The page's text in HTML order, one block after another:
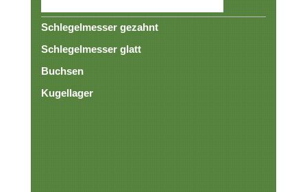
Schlegelmesser gezahnt
Schlegelmesser glatt
Buchsen
Kugellager